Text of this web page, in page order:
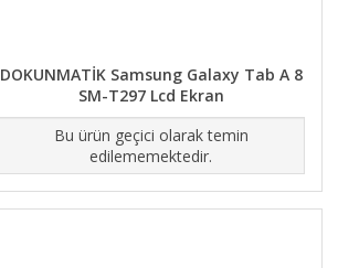
DOKUNMATİK Samsung Galaxy Tab A 8
SM-T297 Lcd Ekran
Bu ürün geçici olarak temin
edilememektedir.